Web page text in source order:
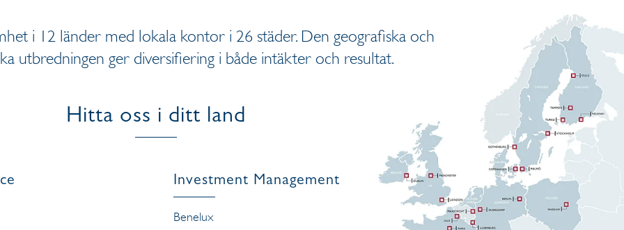
i 12 länder med lokala kontor i 26 städer. Den geografiska och
utbredningen ger diversifiering i både intäkter och resultat.
Hitta oss i ditt land
Investment Management
Benelux